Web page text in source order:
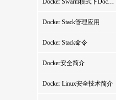
Docker Swarm模式下Docker Stack部署应用
Docker Stack管理应用
Docker Stack命令
Docker安全简介
Docker Linux安全技术简介